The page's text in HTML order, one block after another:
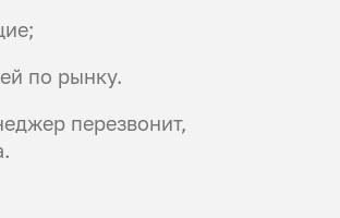
по рынку.
перезвонит,